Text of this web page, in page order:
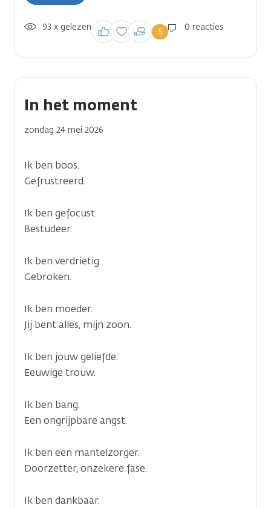
0 reacties
5
Inloggen om een
reactie te plaatsen
93 x gelezen
In het moment
zondag 24 mei 2026
Ik ben boos.
Gefrustreerd.
Ik ben gefocust.
Bestudeer.
Ik ben verdrietig.
Gebroken.
Ik ben moeder.
Jij bent alles, mijn zoon.
Ik ben jouw geliefde.
Eeuwige trouw.
Ik ben bang.
Een ongrijpbare angst.
Ik ben een mantelzorger.
Doorzetter, onzekere fase.
Ik ben dankbaar.